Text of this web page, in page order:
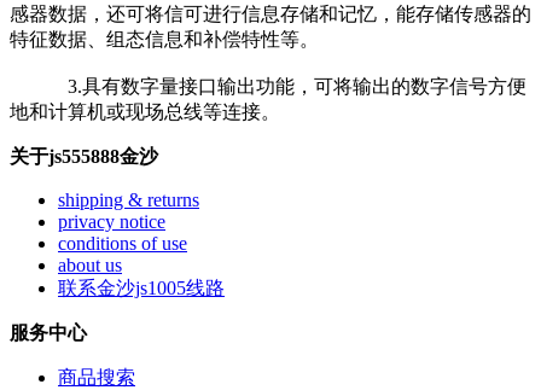
感器数据，还可将信可进行信息存储和记忆，能存储传感器的
特征数据、组态信息和补偿特性等。
3.具有数字量接口输出功能，可将输出的数字信号方便
地和计算机或现场总线等连接。
关于js555888金沙
shipping & returns
privacy notice
conditions of use
about us
联系金沙js1005线路
服务中心
商品搜索